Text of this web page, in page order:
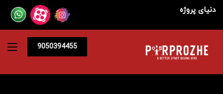
دنیای پروژه
9050394455